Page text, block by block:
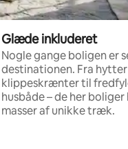
Glæde inkluderet
Nogle gange boligen er
destinationen. Fra
klippeskrænter til
husbåde – de her boliger
masser af unikke træk.